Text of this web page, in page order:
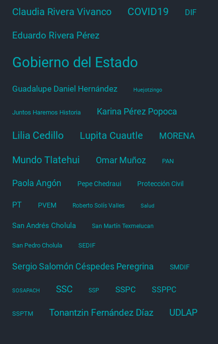
Claudia Rivera Vivanco COVID19 DIF
Eduardo Rivera Pérez
Gobierno del Estado
Guadalupe Daniel Hernández Huejotzingo
Juntos Haremos Historia Karina Pérez Popoca
Lilia Cedillo Lupita Cuautle MORENA
Mundo Tlatehui Omar Muñoz PAN
Paola Angón Pepe Chedraui Protección Civil
PT PVEM Roberto Solís Valles Salud
San Andrés Cholula San Martín Texmelucan
San Pedro Cholula SEDIF
Sergio Salomón Céspedes Peregrina SMDIF
SOSAPACH SSC SSP SSPC SSPPC
SSPTM Tonantzin Fernández Díaz UDLAP